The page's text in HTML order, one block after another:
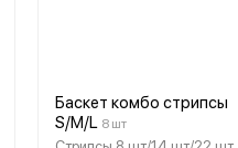
Баскет комбо стрипсы
S/M/L 8 шт